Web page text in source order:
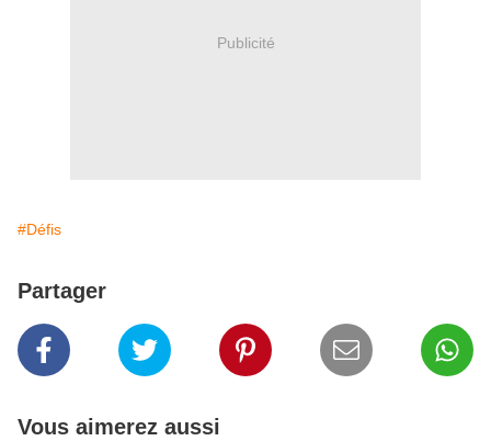
Publicité
#Défis
Partager
Vous aimerez aussi